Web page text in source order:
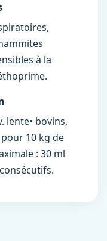
à la
lente• bovins,
10 kg de
: 30 ml